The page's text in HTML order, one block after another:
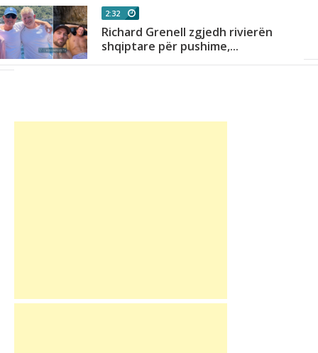
2:32
Richard Grenell zgjedh rivierën
shqiptare për pushime,...